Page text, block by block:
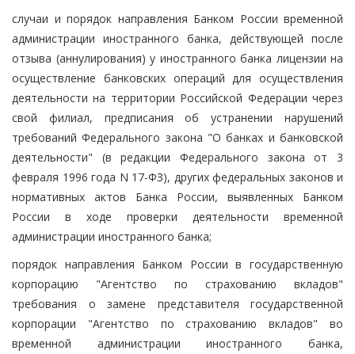
случаи и порядок направления Банком России временной
администрации иностранного банка, действующей после
отзыва (аннулирования) у иностранного банка лицензии на
осуществление банковских операций для осуществления
деятельности на территории Российской Федерации через
свой филиал, предписания об устранении нарушений
требований Федерального закона "О банках и банковской
деятельности" (в редакции Федерального закона от 3
февраля 1996 года N 17-ФЗ), других федеральных законов и
нормативных актов Банка России, выявленных Банком
России в ходе проверки деятельности временной
администрации иностранного банка;
порядок направления Банком России в государственную
корпорацию "Агентство по страхованию вкладов"
требования о замене представителя государственной
корпорации "Агентство по страхованию вкладов" во
временной администрации иностранного банка,